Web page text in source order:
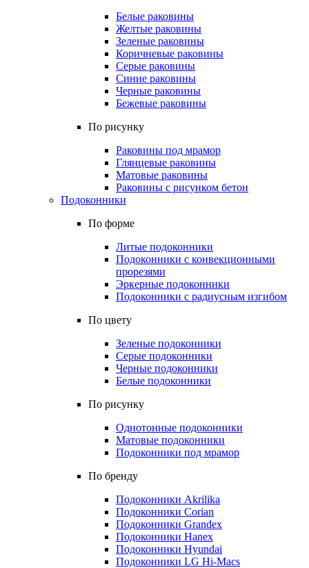
Белые раковины
Желтые раковины
Зеленые раковины
Коричневые раковины
Серые раковины
Синие раковины
Черные раковины
Бежевые раковины
По рисунку
Раковины под мрамор
Глянцевые раковины
Матовые раковины
Раковины с рисунком бетон
Подоконники
По форме
Литые подоконники
Подоконники с конвекционными
прорезями
Эркерные подоконники
Подоконники с радиусным изгибом
По цвету
Зеленые подоконники
Серые подоконники
Черные подоконники
Белые подоконники
По рисунку
Однотонные подоконники
Матовые подоконники
Подоконники под мрамор
По бренду
Подоконники Akrilika
Подоконники Corian
Подоконники Grandex
Подоконники Hanex
Подоконники Hyundai
Подоконники LG Hi-Macs